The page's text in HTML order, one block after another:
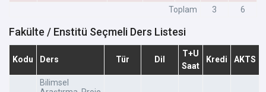
Toplam 3 6
Fakülte / Enstitü Seçmeli Ders Listesi
Kodu Ders Tür Dil
T+U
Saat
Kredi AKTS
Bilimsel